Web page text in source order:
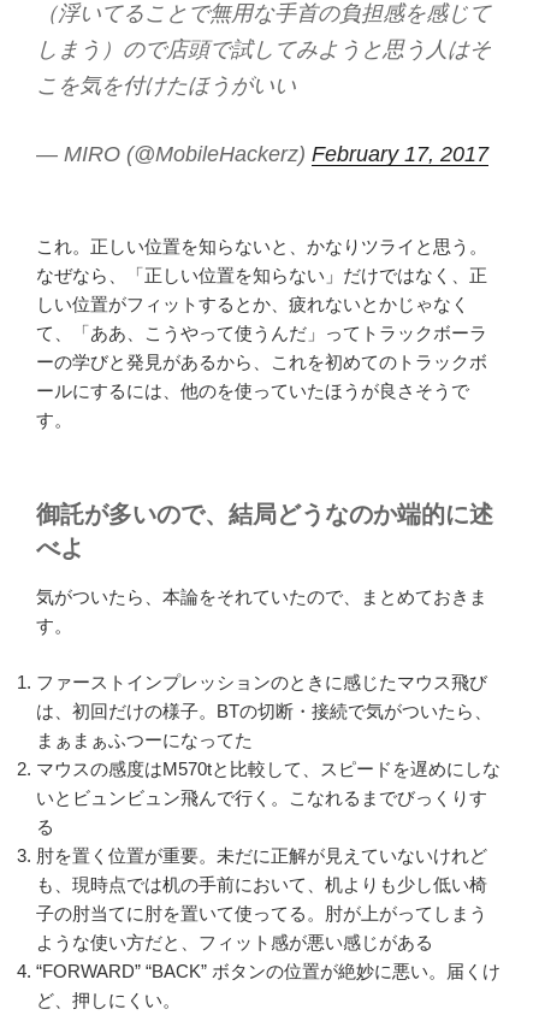
（浮いてることで無用な手首の負担感を感じて
しまう）ので店頭で試してみようと思う人はそ
こを気を付けたほうがいい
— MIRO (@MobileHackerz) February 17, 2017
これ。正しい位置を知らないと、かなりツライと思う。
なぜなら、「正しい位置を知らない」だけではなく、正
しい位置がフィットするとか、疲れないとかじゃなく
て、「ああ、こうやって使うんだ」ってトラックボーラ
ーの学びと発見があるから、これを初めてのトラックボ
ールにするには、他のを使っていたほうが良さそうで
す。
御託が多いので、結局どうなのか端的に述
べよ
気がついたら、本論をそれていたので、まとめておきま
す。
ファーストインプレッションのときに感じたマウス飛び
は、初回だけの様子。BTの切断・接続で気がついたら、
まぁまぁふつーになってた
マウスの感度はM570tと比較して、スピードを遅めにしな
いとビュンビュン飛んで行く。こなれるまでびっくりす
る
肘を置く位置が重要。未だに正解が見えていないけれど
も、現時点では机の手前において、机よりも少し低い椅
子の肘当てに肘を置いて使ってる。肘が上がってしまう
ような使い方だと、フィット感が悪い感じがある
“FORWARD” “BACK” ボタンの位置が絶妙に悪い。届くけ
ど、押しにくい。